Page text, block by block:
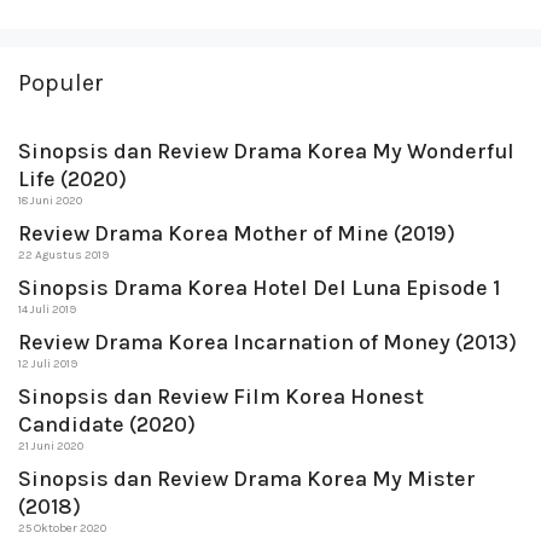
Populer
Sinopsis dan Review Drama Korea My Wonderful
Life (2020)
18 Juni 2020
Review Drama Korea Mother of Mine (2019)
22 Agustus 2019
Sinopsis Drama Korea Hotel Del Luna Episode 1
14 Juli 2019
Review Drama Korea Incarnation of Money (2013)
12 Juli 2019
Sinopsis dan Review Film Korea Honest
Candidate (2020)
21 Juni 2020
Sinopsis dan Review Drama Korea My Mister
(2018)
25 Oktober 2020